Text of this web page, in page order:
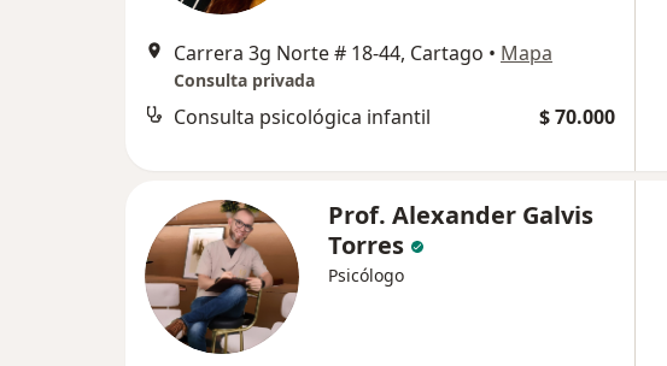
Carrera 3g Norte # 18-44, Cartago • Mapa
Consulta privada
Consulta psicológica infantil $ 70.000
Prof. Alexander Galvis
Torres
Psicólogo